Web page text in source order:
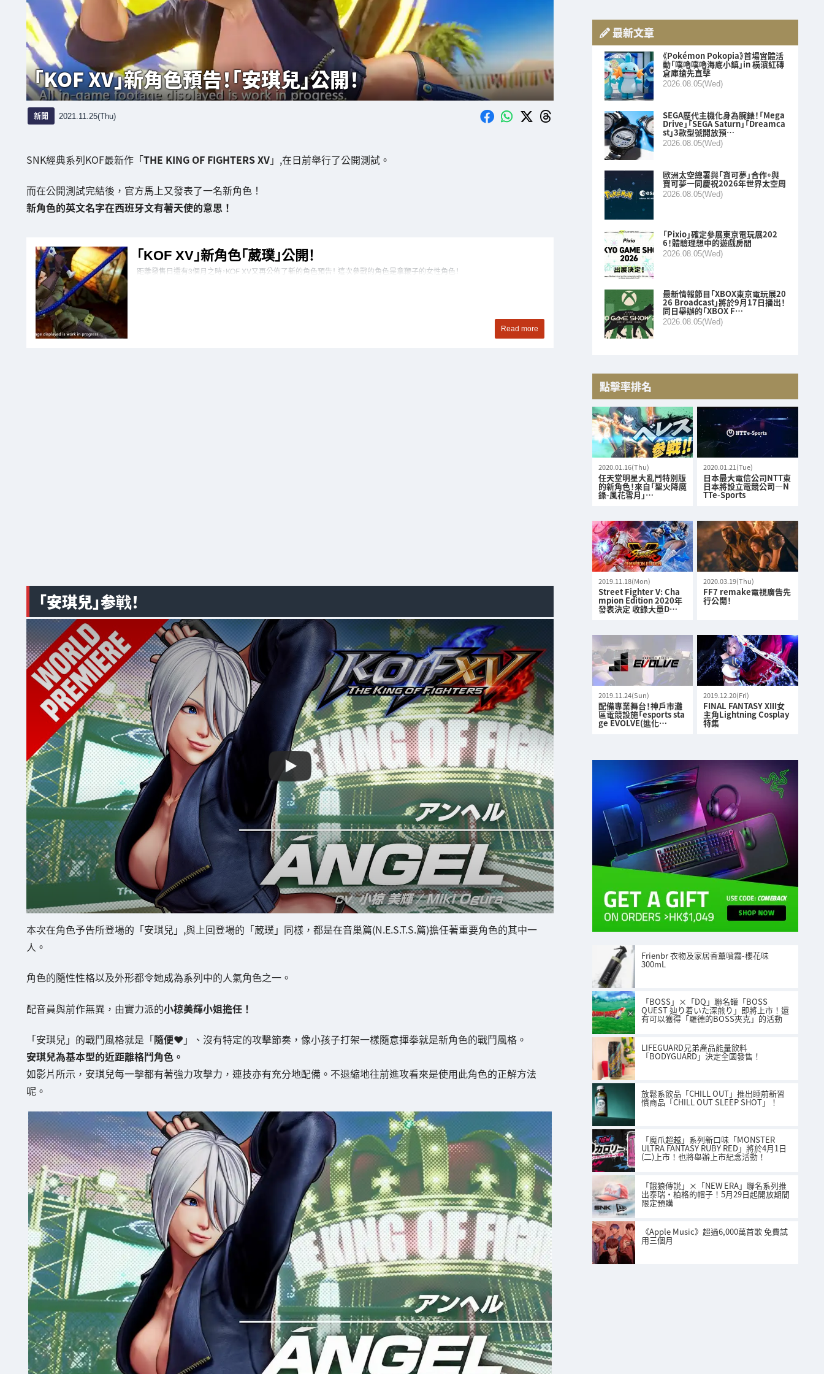
「KOF XV」新角色預告！「安琪兒」公開！
新聞 2021.11.25(Thu)
SNK經典系列KOF最新作「THE KING OF FIGHTERS XV」,在日前舉行了公開測試。
而在公開測試完結後，官方馬上又發表了一名新角色！
新角色的英文名字在西班牙文有著天使的意思！
「安琪兒」参戦！
本次在角色予告所登場的「安琪兒」,與上回登場的「葳璞」同樣，都是在音巢篇(N.E.S.T.S.篇)擔任著重要角色的其中一
人。
角色的隨性性格以及外形都令她成為系列中的人氣角色之一。
配音員與前作無異，由實力派的小椋美輝小姐擔任！
「安琪兒」的戰鬥風格就是「隨便❤ 」、沒有特定的攻擊節奏，像小孩子打架一樣隨意揮拳就是新角色的戰鬥風格。
安琪兒為基本型的近距離格鬥角色。
如影片所示，安琪兒每一擊都有著強力攻擊力，連技亦有充分地配備。不退縮地往前進攻看來是使用此角色的正解方法
呢。
最新文章
《Pokémon Pokopia》首場實體活
動「噗嚕噗嚕海底小鎮」in 橫濱紅磚
倉庫搶先直擊
2026.08.05(Wed)
SEGA歷代主機化身為腕錶！「Mega
Drive」「SEGA Saturn」「Dreamca
st」3款型號開放預…
2026.08.05(Wed)
歐洲太空總署與「寶可夢」合作。與
寶可夢一同慶祝2026年世界太空周
2026.08.05(Wed)
「Pixio」確定參展東京電玩展202
6！體驗理想中的遊戲房間
2026.08.05(Wed)
最新情報節目「XBOX東京電玩展20
26 Broadcast」將於9月17日播出！
同日舉辦的「XBOX F…
2026.08.05(Wed)
點擊率排名
2020.01.16(Thu)
任天堂明星大亂鬥特別版
的新角色！來自「聖火降魔
錄-風花雪月」…
2020.01.21(Tue)
日本最大電信公司NTT東
日本將設立電競公司—N
TTe-Sports
2019.11.18(Mon)
Street Fighter V: Cha
mpion Edition 2020年
發表決定 收錄大量D…
2020.03.19(Thu)
FF7 remake電視廣告先
行公開！
2019.11.24(Sun)
配備專業舞台！神戶市灘
區電競設施「esports sta
ge EVOLVE(進化…
2019.12.20(Fri)
FINAL FANTASY XIII女
主角Lightning Cosplay
特集
Frienbr 衣物及家居香薰噴霧-櫻花味
300mL
「BOSS」×「DQ」聯名罐「BOSS
QUEST 辿り着いた深煎り」即將上市！還
有可以獲得「羅德的BOSS夾克」的活動
LIFEGUARD兄弟產品能量飲料
「BODYGUARD」決定全國發售！
放鬆系飲品「CHILL OUT」推出睡前新習
慣商品「CHILL OUT SLEEP SHOT」！
「魔爪超越」系列新口味「MONSTER
ULTRA FANTASY RUBY RED」將於4月1日
(二)上市！也將舉辦上市紀念活動！
「餓狼傳説」×「NEW ERA」聯名系列推
出泰瑞·柏格的帽子！5月29日起開放期間
限定預購
《Apple Music》超過6,000萬首歌 免費試
用三個月